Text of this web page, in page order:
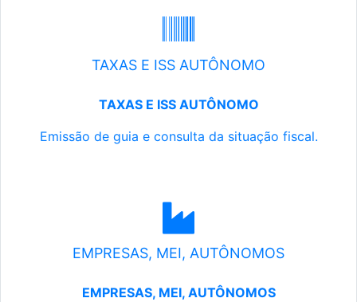
TAXAS E ISS AUTÔNOMO
TAXAS E ISS AUTÔNOMO
Emissão de guia e consulta da situação fiscal.
EMPRESAS, MEI, AUTÔNOMOS
EMPRESAS, MEI, AUTÔNOMOS